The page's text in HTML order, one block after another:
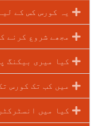
یہ کورس کس کے
مجھے شروع کرنے
کیا میری بیکنگ
میں کب تک کورس
کیا میں